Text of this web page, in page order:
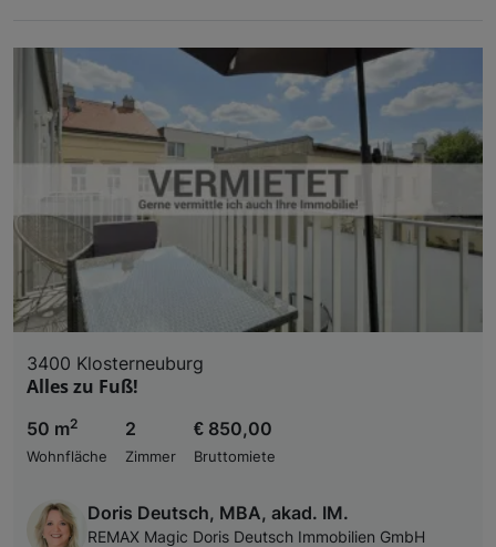
3400 Klosterneuburg
Alles zu Fuß!
50 m2
Wohnfläche
2
Zimmer
€ 850,00
Bruttomiete
Doris Deutsch, MBA, akad. IM.
REMAX Magic Doris Deutsch Immobilien GmbH